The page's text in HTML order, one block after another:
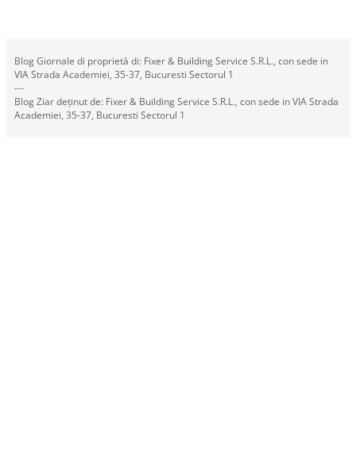
Blog Giornale di proprietà di: Fixer & Building Service S.R.L., con sede in
VIA Strada Academiei, 35-37, Bucuresti Sectorul 1
---
Blog Ziar deținut de: Fixer & Building Service S.R.L., con sede in VIA Strada
Academiei, 35-37, Bucuresti Sectorul 1